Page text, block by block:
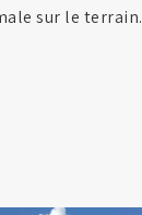
sur le terrain.